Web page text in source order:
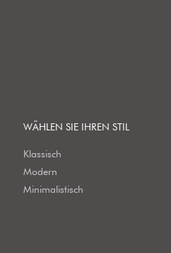
WÄHLEN SIE IHREN STIL
Klassisch
Modern
Minimalistisch